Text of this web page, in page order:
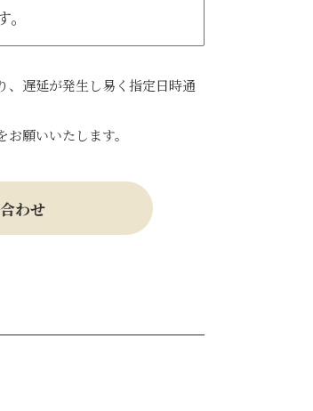
、遅延が発生し易く指定日時通
願いいたします。
わせ